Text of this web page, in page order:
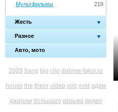
219
Мультфильмы
Жесть
Разное
Авто, мото
2009 bang big clip dobroe-taksi.ru
house the theor video vob xvid адам
джарим большого взрыва видео